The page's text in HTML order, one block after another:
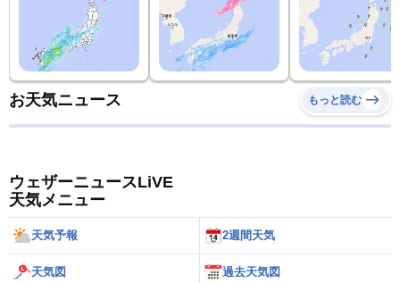
お天気ニュース もっと読む
ウェザーニュースLiVE
天気メニュー
天気予報 2週間天気
天気図 過去天気図